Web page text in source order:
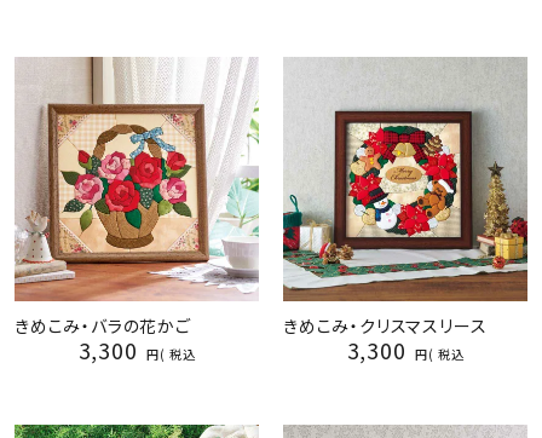
きめこみ・バラの花かご
3,300 税込
きめこみ・クリスマスリース
3,300 税込